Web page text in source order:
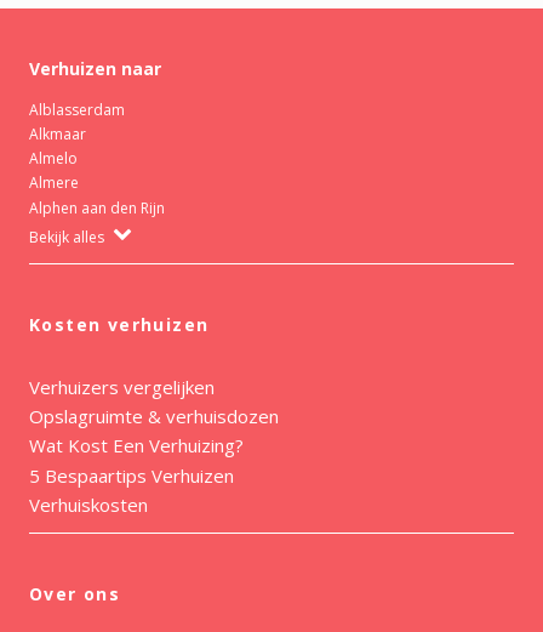
Verhuizen naar
Alblasserdam
Alkmaar
Almelo
Almere
Alphen aan den Rijn
Bekijk alles
Kosten verhuizen
Verhuizers vergelijken
Opslagruimte & verhuisdozen
Wat Kost Een Verhuizing?
5 Bespaartips Verhuizen
Verhuiskosten
Over ons